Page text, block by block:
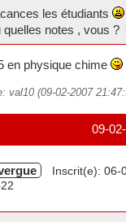
les étudiants
notes , vous ?
en physique chime
val10 (09-02-2007
09-
Inscrit(e): 06-